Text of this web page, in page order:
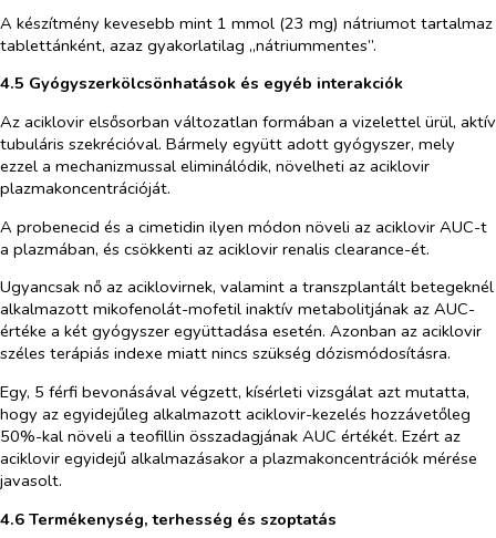
A készítmény kevesebb mint 1 mmol (23 mg) nátriumot tartalmaz
tablettánként, azaz gyakorlatilag „nátriummentes”.
4.5 Gyógyszerkölcsönhatások és egyéb interakciók
Az aciklovir elsősorban változatlan formában a vizelettel ürül, aktív
tubuláris szekrécióval. Bármely együtt adott gyógyszer, mely
ezzel a mechanizmussal eliminálódik, növelheti az aciklovir
plazmakoncentrációját.
A probenecid és a cimetidin ilyen módon növeli az aciklovir AUC-t
a plazmában, és csökkenti az aciklovir renalis clearance-ét.
Ugyancsak nő az aciklovirnek, valamint a transzplantált betegeknél
alkalmazott mikofenolát-mofetil inaktív metabolitjának az AUC-
értéke a két gyógyszer együttadása esetén. Azonban az aciklovir
széles terápiás indexe miatt nincs szükség dózismódosításra.
Egy, 5 férfi bevonásával végzett, kísérleti vizsgálat azt mutatta,
hogy az egyidejűleg alkalmazott aciklovir-kezelés hozzávetőleg
50%-kal növeli a teofillin összadagjának AUC értékét. Ezért az
aciklovir egyidejű alkalmazásakor a plazmakoncentrációk mérése
javasolt.
4.6 Termékenység, terhesség és szoptatás